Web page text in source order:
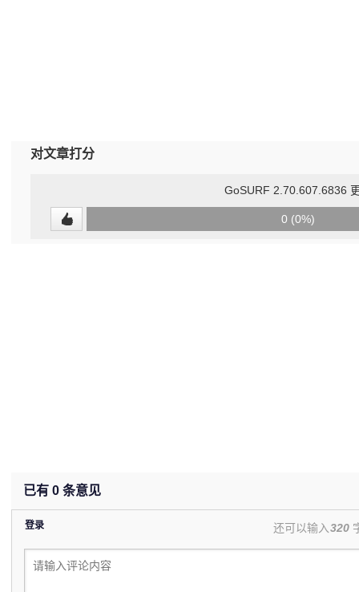
对文章打分
GoSURF 2.70.607.6836
0 (0%)
已有 0 条意见
登录 还可以输入320